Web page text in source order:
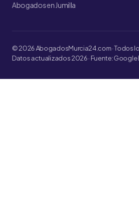
Abogados en Jumilla
© 2026 AbogadosMurcia24.com · Todos
Datos actualizados 2026 · Fuente: Google